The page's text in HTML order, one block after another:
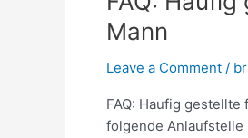
Mann
Leave a Comment /
FAQ: Haufig
folgende Anlaufstelle
Haufig
gestellte
fragen
zuhilfenahme
von